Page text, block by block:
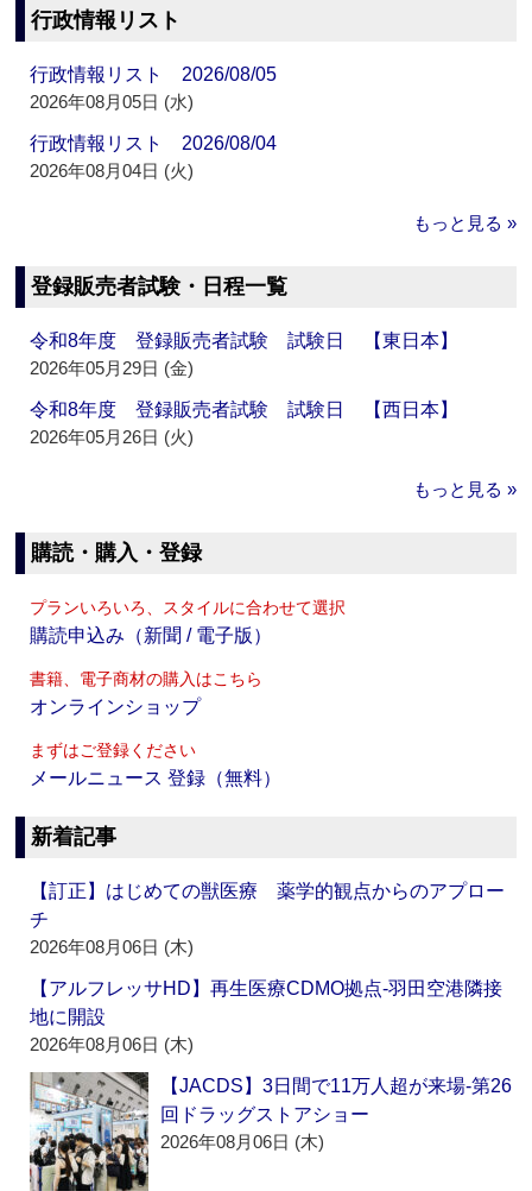
行政情報リスト
行政情報リスト 2026/08/05
2026年08月05日 (水)
行政情報リスト 2026/08/04
2026年08月04日 (火)
もっと見る »
登録販売者試験・日程一覧
令和8年度 登録販売者試験 試験日 【東日本】
2026年05月29日 (金)
令和8年度 登録販売者試験 試験日 【西日本】
2026年05月26日 (火)
もっと見る »
購読・購入・登録
プランいろいろ、スタイルに合わせて選択
購読申込み（新聞 / 電子版）
書籍、電子商材の購入はこちら
オンラインショップ
まずはご登録ください
メールニュース 登録（無料）
新着記事
【訂正】はじめての獣医療 薬学的観点からのアプロー
チ
2026年08月06日 (木)
【アルフレッサHD】再生医療CDMO拠点‐羽田空港隣接
地に開設
2026年08月06日 (木)
【JACDS】3日間で11万人超が来場‐第26
回ドラッグストアショー
2026年08月06日 (木)